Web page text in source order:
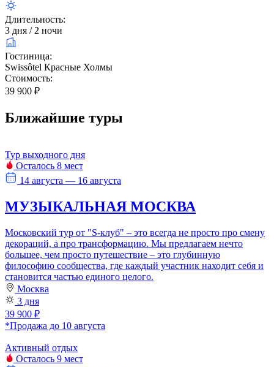
Длительность:
3 дня / 2 ночи
Гостиница:
Swissôtel Красные Холмы
Стоимость:
39 900 ₽
Ближайшие туры
Тур выходного дня
Осталось 8 мест
14 августа — 16 августа
МУЗЫКАЛЬНАЯ МОСКВА
Московский тур от "S-клуб" – это всегда не просто про смену
декораций, а про трансформацию. Мы предлагаем нечто
большее, чем просто путешествие – это глубинную
философию сообщества, где каждый участник находит себя и
становится частью единого целого.
Москва
3 дня
39 900 ₽
*Продажа до 10 августа
Активный отдых
Осталось 9 мест